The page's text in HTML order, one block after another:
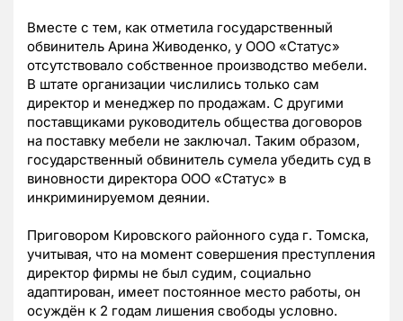
Вместе с тем, как отметила государственный
обвинитель Арина Живоденко, у ООО «Статус»
отсутствовало собственное производство мебели.
В штате организации числились только сам
директор и менеджер по продажам. С другими
поставщиками руководитель общества договоров
на поставку мебели не заключал. Таким образом,
государственный обвинитель сумела убедить суд в
виновности директора ООО «Статус» в
инкриминируемом деянии.
Приговором Кировского районного суда г. Томска,
учитывая, что на момент совершения преступления
директор фирмы не был судим, социально
адаптирован, имеет постоянное место работы, он
осуждён к 2 годам лишения свободы условно.